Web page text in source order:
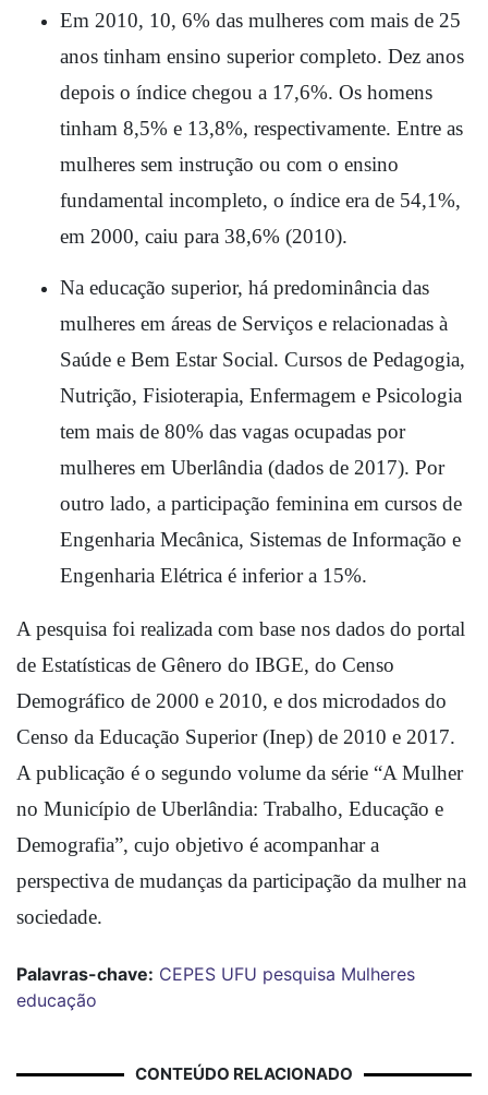
Em 2010, 10, 6% das mulheres com mais de 25
anos tinham ensino superior completo. Dez anos
depois o índice chegou a 17,6%. Os homens
tinham 8,5% e 13,8%, respectivamente. Entre as
mulheres sem instrução ou com o ensino
fundamental incompleto, o índice era de 54,1%,
em 2000, caiu para 38,6% (2010).
Na educação superior, há predominância das
mulheres em áreas de Serviços e relacionadas à
Saúde e Bem Estar Social. Cursos de Pedagogia,
Nutrição, Fisioterapia, Enfermagem e Psicologia
tem mais de 80% das vagas ocupadas por
mulheres em Uberlândia (dados de 2017). Por
outro lado, a participação feminina em cursos de
Engenharia Mecânica, Sistemas de Informação e
Engenharia Elétrica é inferior a 15%.
A pesquisa foi realizada com base nos dados do portal
de Estatísticas de Gênero do IBGE, do Censo
Demográfico de 2000 e 2010, e dos microdados do
Censo da Educação Superior (Inep) de 2010 e 2017.
A publicação é o segundo volume da série “A Mulher
no Município de Uberlândia: Trabalho, Educação e
Demografia”, cujo objetivo é acompanhar a
perspectiva de mudanças da participação da mulher na
sociedade.
Palavras-chave: CEPES UFU pesquisa Mulheres
educação
CONTEÚDO RELACIONADO